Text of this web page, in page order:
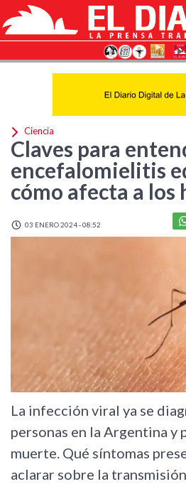
Ciencia
Claves para
encefalomielitis
cómo afecta a los
03 ENERO 2024 - 08:52
La infección viral ya se
personas en la Argentina y
muerte. Qué síntomas
aclarar sobre la